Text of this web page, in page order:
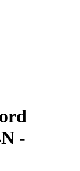
-